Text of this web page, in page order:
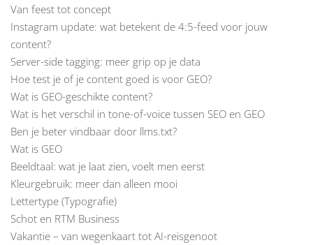
Van feest tot concept
Instagram update: wat betekent de 4:5-feed voor jouw
content?
Server-side tagging: meer grip op je data
Hoe test je of je content goed is voor GEO?
Wat is GEO-geschikte content?
Wat is het verschil in tone-of-voice tussen SEO en GEO
Ben je beter vindbaar door llms.txt?
Wat is GEO
Beeldtaal: wat je laat zien, voelt men eerst
Kleurgebruik: meer dan alleen mooi
Lettertype (Typografie)
Schot en RTM Business
Vakantie – van wegenkaart tot AI-reisgenoot